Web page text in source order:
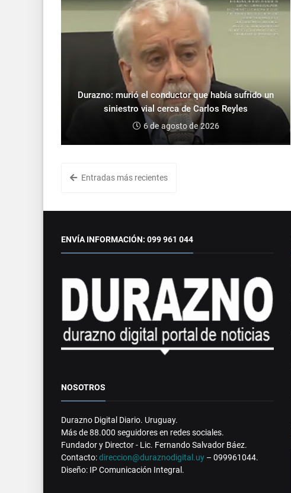
Durazno: murió el conductor que había sufrido un
siniestro vial cerca de Carlos Reyles
6 de agosto de 2026
Entradas más recientes
ENVÍA INFORMACIÓN: 099 961 044
NOSOTROS
Durazno Digital Diario. Uruguay.
Más de 88.000 seguidores en redes sociales.
Fundador y Director - Lic. Fernando Salvador Báez.
Contacto:direccion@duraznodigital.uy – 099961044.
Diseño: IP Comunicación Integral.